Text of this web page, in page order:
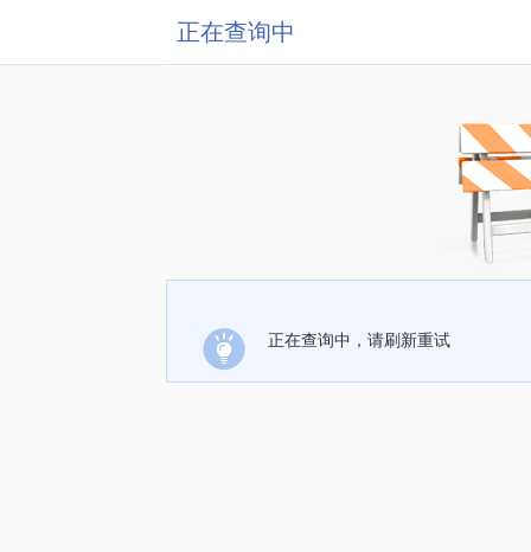
正在查询中
正在查询中，请刷新重试